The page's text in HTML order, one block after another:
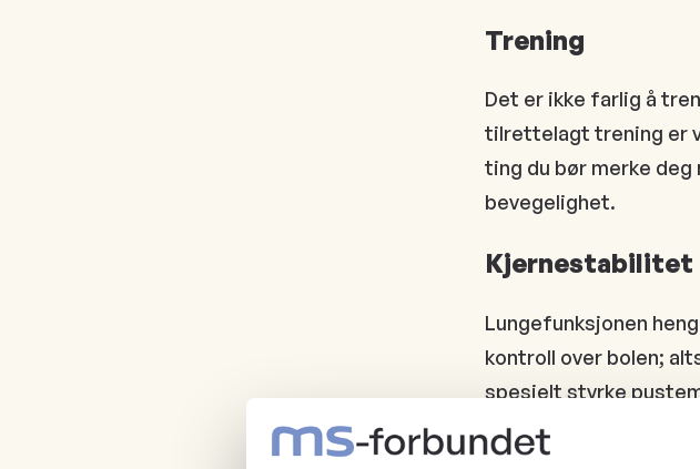
Trening
Det er ikke farlig å
tilrettelagt trening er
ting du bør merke
bevegelighet.
Kjernestabilitet
Lungefunksjonen
kontroll over bolen;
spesielt styrke
kondisjonstrening